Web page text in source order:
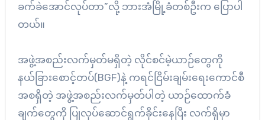
ခက်ခဲအောင်လုပ်တာ”လို့ ဘားအံမြို့ခံတစ်ဦးက ပြောပါ
တယ်။
အဖွဲ့အစည်းလက်မှတ်မရှိတဲ့ လိုင်စင်မဲ့ယာဉ်တွေကို
နယ်ခြားစောင့်တပ်(BGF)နဲ့ ကရင်ငြိမ်းချမ်းရေးကောင်စီ
အစရှိတဲ့ အဖွဲ့အစည်းလက်မှတ်ပါတဲ့ ယာဉ်ထောက်ခံ
ချက်တွေကို ပြုလုပ်ဆောင်ရွက်ခိုင်းနေပြီး လက်ရှိမှာ